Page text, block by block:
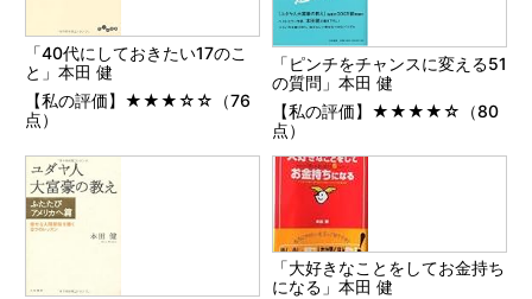
「40代にしておきたい17のこ
と」本田 健
【私の評価】★★★☆☆（76
点）
「ピンチをチャンスに変える51
の質問」本田 健
【私の評価】★★★★☆（80
点）
「大好きなことをしてお金持ち
になる」本田 健